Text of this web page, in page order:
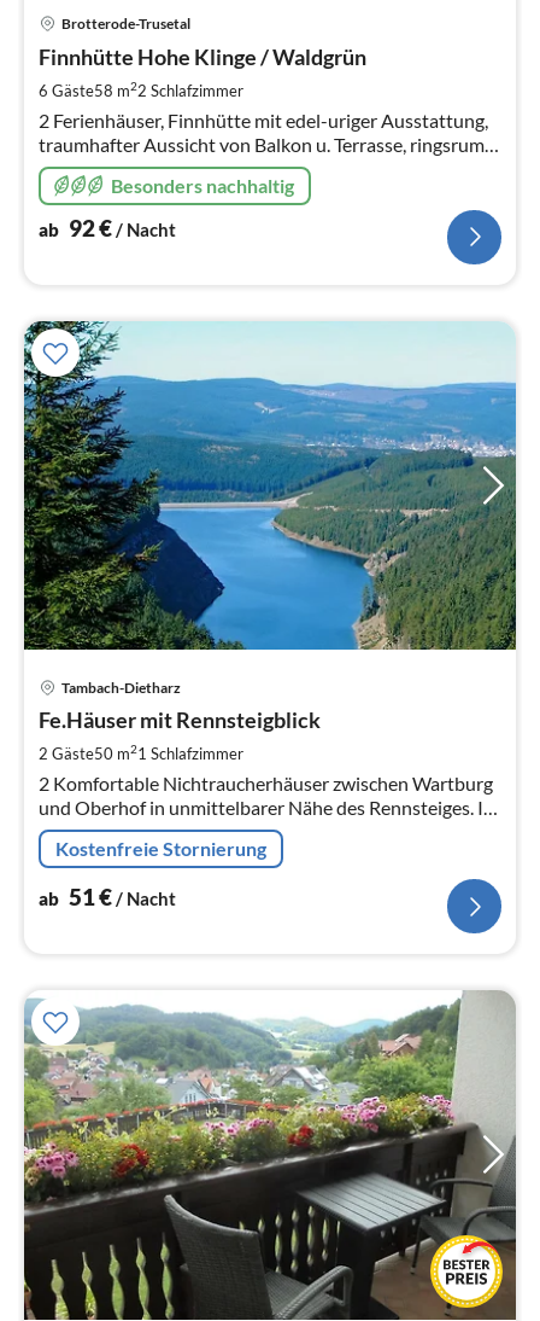
Brotterode-Trusetal
Finnhütte Hohe Klinge / Waldgrün
6 Gäste58 m22 Schlafzimmer
2 Ferienhäuser, Finnhütte mit edel-uriger Ausstattung,
traumhafter Aussicht von Balkon u. Terrasse, ringsrum
Bergwiesen, fast Gipfellage, Waldnähe, Wanderwege
beginnen am Haus
Besonders nachhaltig
ab 92€/ Nacht
Tambach-Dietharz
Fe.Häuser mit Rennsteigblick
2 Gäste50 m21 Schlafzimmer
2 Komfortable Nichtraucherhäuser zwischen Wartburg
und Oberhof in unmittelbarer Nähe des Rennsteiges. In
sehr ruhiger Waldrandlage, bieten Entspannung pur!
Kostenfreie Stornierung
ab 51€/ Nacht